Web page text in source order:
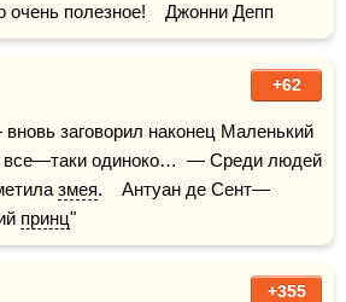
очень полезное!    Джонни Депп
+62
все—таки одиноко…  — Среди людей
змея.    Антуан де Сент—
принц"
+355